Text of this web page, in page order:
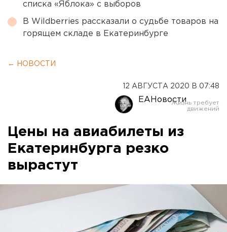
списка «Яблока» с выборов
В Wildberries рассказали о судьбе товаров на
горящем складе в Екатеринбурге
← НОВОСТИ
12 АВГУСТА 2020 В 07:48
ЕАНовости
Цены на авиабилеты из
Екатеринбурга резко
вырастут